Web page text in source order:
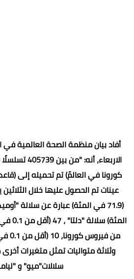
أفاد بيان منظمة الصحة العالمية في
الاربعاء،
كورونا في العالمً) تم تحميله إلى
من
وثلاثة متواليات تمثل متغيرات
سلالات"ميو" و